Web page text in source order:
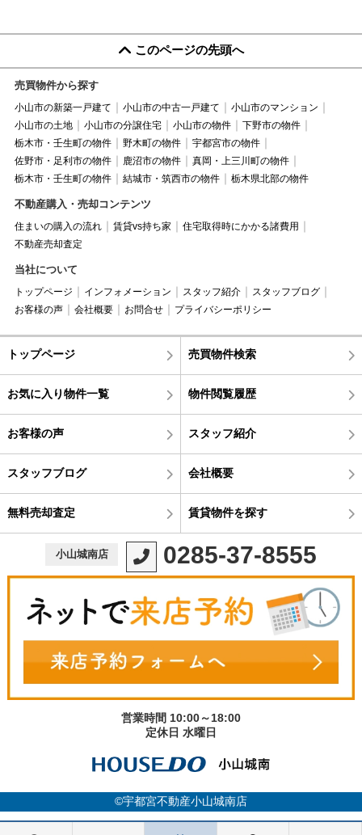
このページの先頭へ
売買物件から探す
小山市の新築一戸建て 小山市の中古一戸建て
小山市のマンション
小山市の土地
小山市の分譲住宅 小山市の物件
下野市の物件
栃木市・壬生町の物件
野木町の物件
宇都宮市の物件
佐野市・足利市の物件
鹿沼市の物件
真岡・上三川町の物件
栃木市・壬生町の物件
結城市・筑西市の物件 栃木県北部の物件
不動産購入・売却コンテンツ
住まいの購入の流れ 賃貸vs持ち家
住宅取得時にかかる諸費用
不動産売却査定
当社について
トップページ インフォメーション スタッフ紹介
スタッフブログ
お客様の声
会社概要 お問合せ プライバシーポリシー
トップページ 売買物件検索
お気に入り物件一覧 物件閲覧履歴
お客様の声 スタッフ紹介
スタッフブログ 会社概要
無料売却査定 賃貸物件を探す
小山城南店 0285-37-8555
営業時間 10:00～18:00
定休日 水曜日
©宇都宮不動産小山城南店